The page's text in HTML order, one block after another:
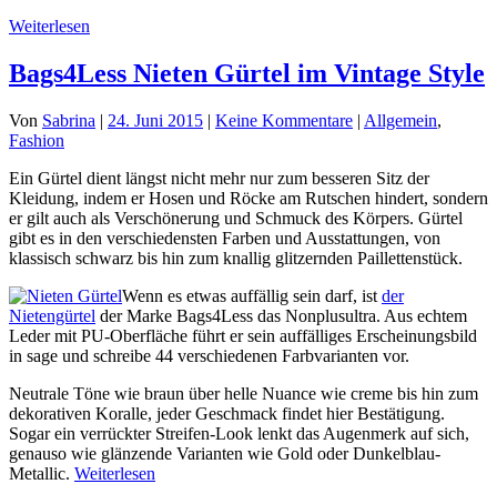
Weiterlesen
Bags4Less Nieten Gürtel im Vintage Style
Von Sabrina | 24. Juni 2015 | Keine Kommentare | Allgemein,
Fashion
Ein Gürtel dient längst nicht mehr nur zum besseren Sitz der
Kleidung, indem er Hosen und Röcke am Rutschen hindert, sondern
er gilt auch als Verschönerung und Schmuck des Körpers. Gürtel
gibt es in den verschiedensten Farben und Ausstattungen, von
klassisch schwarz bis hin zum knallig glitzernden Paillettenstück.
Wenn es etwas auffällig sein darf, ist der
Nietengürtel der Marke Bags4Less das Nonplusultra. Aus echtem
Leder mit PU-Oberfläche führt er sein auffälliges Erscheinungsbild
in sage und schreibe 44 verschiedenen Farbvarianten vor.
Neutrale Töne wie braun über helle Nuance wie creme bis hin zum
dekorativen Koralle, jeder Geschmack findet hier Bestätigung.
Sogar ein verrückter Streifen-Look lenkt das Augenmerk auf sich,
genauso wie glänzende Varianten wie Gold oder Dunkelblau-
Metallic. Weiterlesen